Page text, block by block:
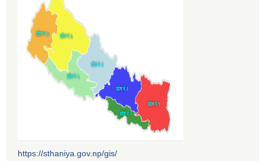
https://sthaniya.gov.np/gis/